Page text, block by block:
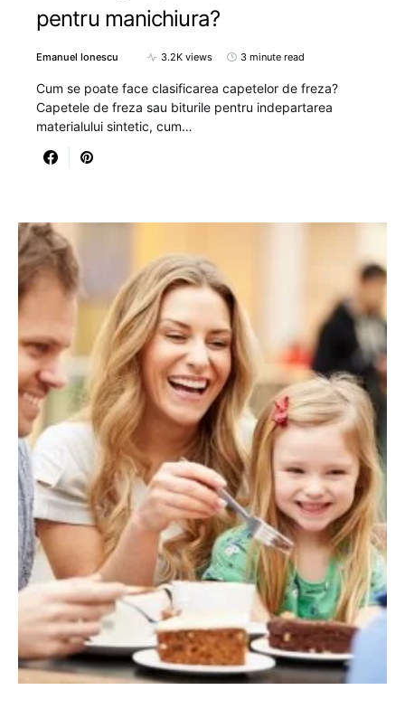
pentru manichiura?
Emanuel Ionescu 3.2K views 3 minute read
Cum se poate face clasificarea capetelor de freza?
Capetele de freza sau biturile pentru indepartarea
materialului sintetic, cum…